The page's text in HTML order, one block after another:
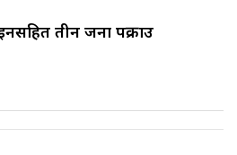
तीन जना पक्राउ